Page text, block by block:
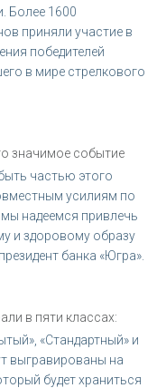
Более 1600
приняли участие в
победителей
в мире стрелкового
значимое событие
частью этого
усилиям по
надеемся привлечь
и здоровому образу
банка «Югра».
в пяти классах:
«Стандартный» и
выгравированы на
будет храниться